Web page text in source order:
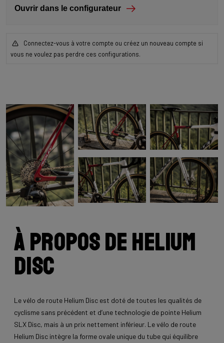
Ouvrir dans le configurateur
Connectez-vous à votre compte ou créez un nouveau compte si
vous ne voulez pas perdre ces configurations.
À propos de Helium
Disc
Le vélo de route Helium Disc est doté de toutes les qualités de
cyclisme sans précédent et d’une technologie de pointe Helium
SLX Disc, mais à un prix nettement inférieur. Le vélo de route
Helium Disc intègre la forme ovale unique du tube qui équilibre